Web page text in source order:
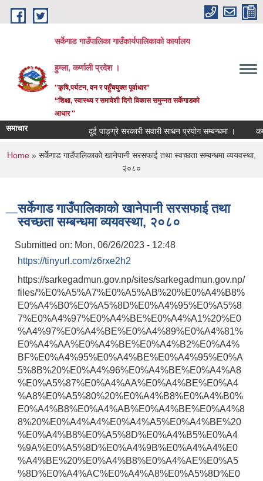
Skip to main content
सर्केगाड गाउँपालिका गाउँकार्यपालिकाको कार्यालय
हुम्ला, कर्णाली प्रदेश ।
''कृषि,पर्यटन, वन र पहुँचयुक्त पूर्वाधार”
“शिक्षा, स्वास्थ्य र समावेशी दिगो विकास समुन्नत सर्केगाडको
आधार ''
समाचार दुई पाङ्ग्रे सरकारी सवारी साधन प्रयोग सम्बन्धमा ।
You are here
Home » सर्केगाड गाउँपालिकाको खानेपानी सरसफाई तथा स्वच्छता सम्बन्धमा व्ययवस्था,
२०८०
सर्केगाड गाउँपालिकाको खानेपानी सरसफाई तथा
स्वच्छता सम्बन्धमा व्ययवस्था, २०८०
Submitted on: Mon, 06/26/2023 - 12:48
https://tinyurl.com/z6rxe2h2
https://sarkegadmun.gov.np/sites/sarkegadmun.gov.np/
files/%E0%A5%A7%E0%A5%AB%20%E0%A4%B8%
E0%A4%B0%E0%A5%8D%E0%A4%95%E0%A5%8
7%E0%A4%97%E0%A4%BE%E0%A4%A1%20%E0
%A4%97%E0%A4%BE%E0%A4%89%E0%A4%81%
E0%A4%AA%E0%A4%BE%E0%A4%B2%E0%A4%
BF%E0%A4%95%E0%A4%BE%E0%A4%95%E0%A
5%8B%20%E0%A4%96%E0%A4%BE%E0%A4%A8
%E0%A5%87%E0%A4%AA%E0%A4%BE%E0%A4
%A8%E0%A5%80%20%E0%A4%B8%E0%A4%B0%
E0%A4%B8%E0%A4%AB%E0%A4%BE%E0%A4%8
8%20%E0%A4%A4%E0%A4%A5%E0%A4%BE%20
%E0%A4%B8%E0%A5%8D%E0%A4%B5%E0%A4
%9A%E0%A5%8D%E0%A4%9B%E0%A4%A4%E0
%A4%BE%20%E0%A4%B8%E0%A4%AE%E0%A5
%8D%E0%A4%AC%E0%A4%A8%E0%A5%8D%E0